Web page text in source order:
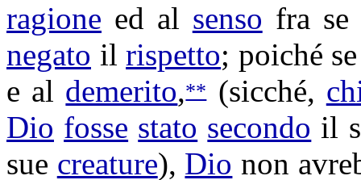
ragione ed al senso fra se
negato ilrispetto; poiché
e al demerito,**(sicché,
Dio fosse stato secondo il
sue creature), Dio non